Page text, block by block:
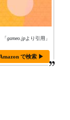
「gameo.jpより引用」
Amazon で検索 ▶